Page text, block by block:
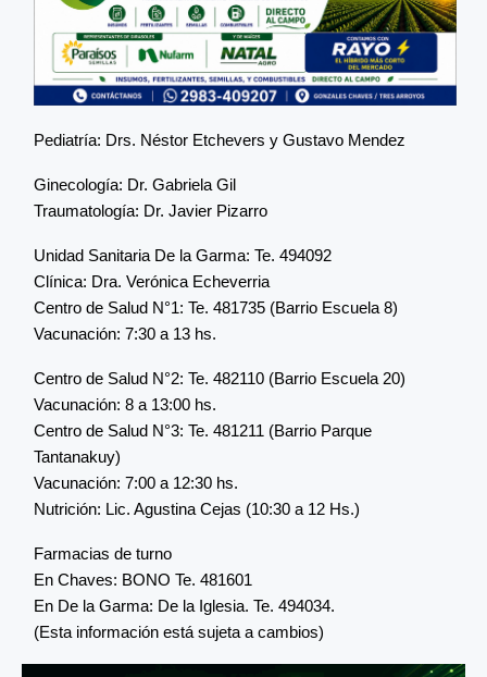
Pediatría: Drs. Néstor Etchevers y Gustavo Mendez
Ginecología: Dr. Gabriela Gil
Traumatología: Dr. Javier Pizarro
Unidad Sanitaria De la Garma: Te. 494092
Clínica: Dra. Verónica Echeverria
Centro de Salud N°1: Te. 481735 (Barrio Escuela 8)
Vacunación: 7:30 a 13 hs.
Centro de Salud N°2: Te. 482110 (Barrio Escuela 20)
Vacunación: 8 a 13:00 hs.
Centro de Salud N°3: Te. 481211 (Barrio Parque
Tantanakuy)
Vacunación: 7:00 a 12:30 hs.
Nutrición: Lic. Agustina Cejas (10:30 a 12 Hs.)
Farmacias de turno
En Chaves: BONO Te. 481601
En De la Garma: De la Iglesia. Te. 494034.
(Esta información está sujeta a cambios)